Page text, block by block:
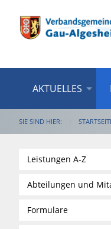
AKTUELLES
SIE SIND HIER:
Leistungen A-Z
Abteilungen und
Formulare